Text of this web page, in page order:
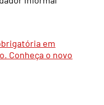
em
Conheça o novo